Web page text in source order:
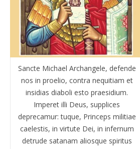
Sancte Michael Archangele, defende
nos in proelio, contra nequitiam et
insidias diaboli esto praesidium.
Imperet illi Deus, supplices
deprecamur: tuque, Princeps militiae
caelestis, in virtute Dei, in infernum
detrude satanam aliosque spiritus